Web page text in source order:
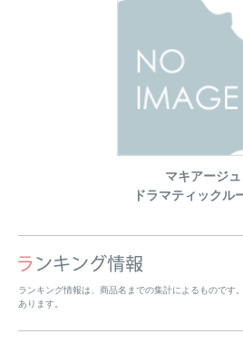
マキアージュ
ドラマティックル
ランキング情報は、商品名までの集計によるものです
あります。